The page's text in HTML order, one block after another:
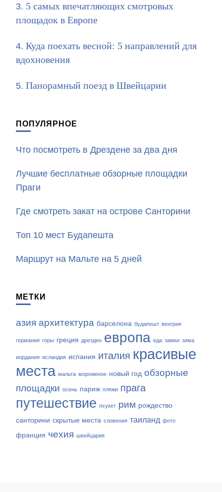
5 самых впечатляющих смотровых
площадок в Европе
Куда поехать весной: 5 направлений для
вдохновения
Панорамный поезд в Швейцарии
ПОПУЛЯРНОЕ
Что посмотреть в Дрездене за два дня
Лучшие бесплатные обзорные площадки
Праги
Где смотреть закат на острове Санторини
Топ 10 мест Будапешта
Маршрут на Мальте на 5 дней
МЕТКИ
азия архитектура барселона будапешт венгрия
германия горы греция дрезден европа еда замки зима
иордания исландия испания италия красивые
места мальта мороженое новый год обзорные
площадки осень париж пляжи прага
путешествие пхукет рим рождество
санторини скрытые места словения таиланд фото
франция чехия швейцария